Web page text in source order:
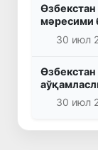
мәресими
30 июл
30 июл